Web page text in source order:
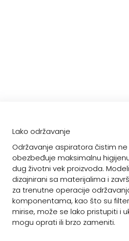
Lako održavanje
Održavanje aspiratora čistim
obezbeđuje maksimalnu
dug životni vek proizvoda.
dizajnirani sa materijalima i
za trenutne operacije
komponentama, kao što su
mirise, može se lako pristupiti i
mogu oprati ili brzo zameniti.